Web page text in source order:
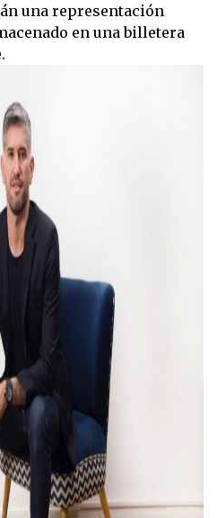
una representación
en una billetera